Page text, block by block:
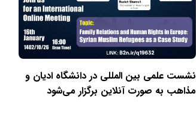
نشست علمی بین المللی در دانشگاه ادیان و
مذاهب به صورت آنلاین برگزار می‌شود